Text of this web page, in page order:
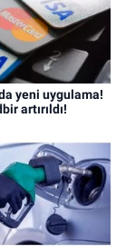
yeni uygulama!
artırıldı!